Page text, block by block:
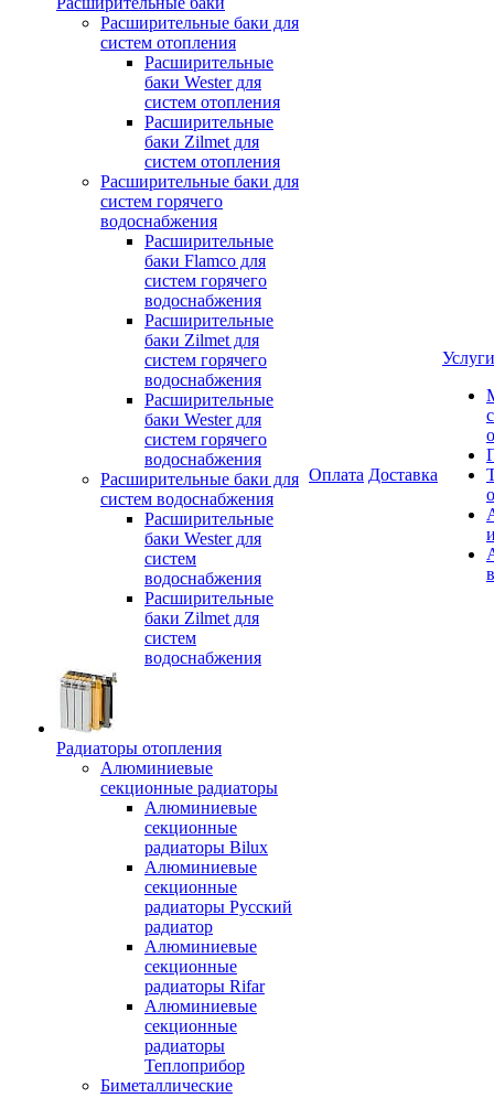
Расширительные баки для
систем отопления
Расширительные
баки Wester для
систем отопления
Расширительные
баки Zilmet для
систем отопления
Расширительные баки для
систем горячего
водоснабжения
Расширительные
баки Flamco для
систем горячего
водоснабжения
Расширительные
баки Zilmet для
систем горячего
водоснабжения
Расширительные
баки Wester для
систем горячего
водоснабжения
Расширительные баки для
систем водоснабжения
Расширительные
баки Wester для
систем
водоснабжения
Расширительные
баки Zilmet для
систем
водоснабжения
Радиаторы отопления
Алюминиевые
секционные радиаторы
Алюминиевые
секционные
радиаторы Bilux
Алюминиевые
секционные
радиаторы Русский
радиатор
Алюминиевые
секционные
радиаторы Rifar
Алюминиевые
секционные
радиаторы
Теплоприбор
Биметаллические
Оплата Доставка
Услуги